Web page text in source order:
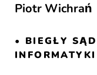
Piotr Wichrań
• BIEGŁY
INFORMATYKI